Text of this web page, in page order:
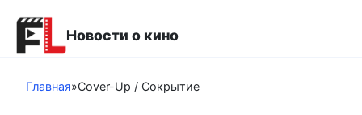
контенту
Новости о кино
Главная»Cover-Up / Сокрытие